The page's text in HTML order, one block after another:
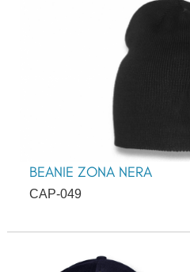
BEANIE ZONA NERA
CAP-049